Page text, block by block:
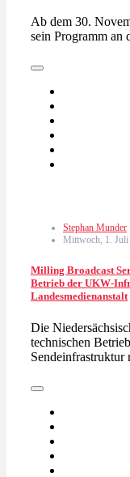
Ab dem 30.
sein Programm an
Stephan Munder
Mittwoch, 1. Juli
Milling Broadcast
Betrieb der UKW-
Landesmedienanstalt
Die
technischen